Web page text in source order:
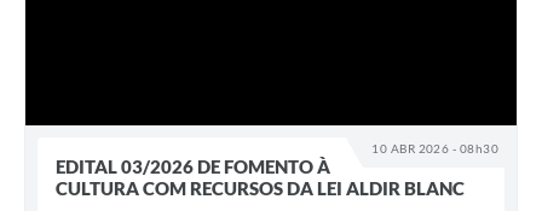
10 ABR 2026 - 08h30
EDITAL 03/2026 DE FOMENTO À
CULTURA COM RECURSOS DA LEI ALDIR BLANC